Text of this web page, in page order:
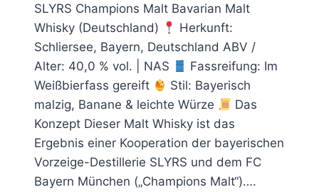
SLYRS Champions Malt Bavarian Malt
Whisky (Deutschland)
Herkunft:
Schliersee, Bayern, Deutschland ABV /
Alter: 40,0 % vol. | NAS
Fassreifung: Im
Weißbierfass gereift
Stil: Bayerisch
malzig, Banane & leichte Würze
Das
Konzept Dieser Malt Whisky ist das
Ergebnis einer Kooperation der bayerischen
Vorzeige-Destillerie SLYRS und dem FC
Bayern München („Champions Malt“)….